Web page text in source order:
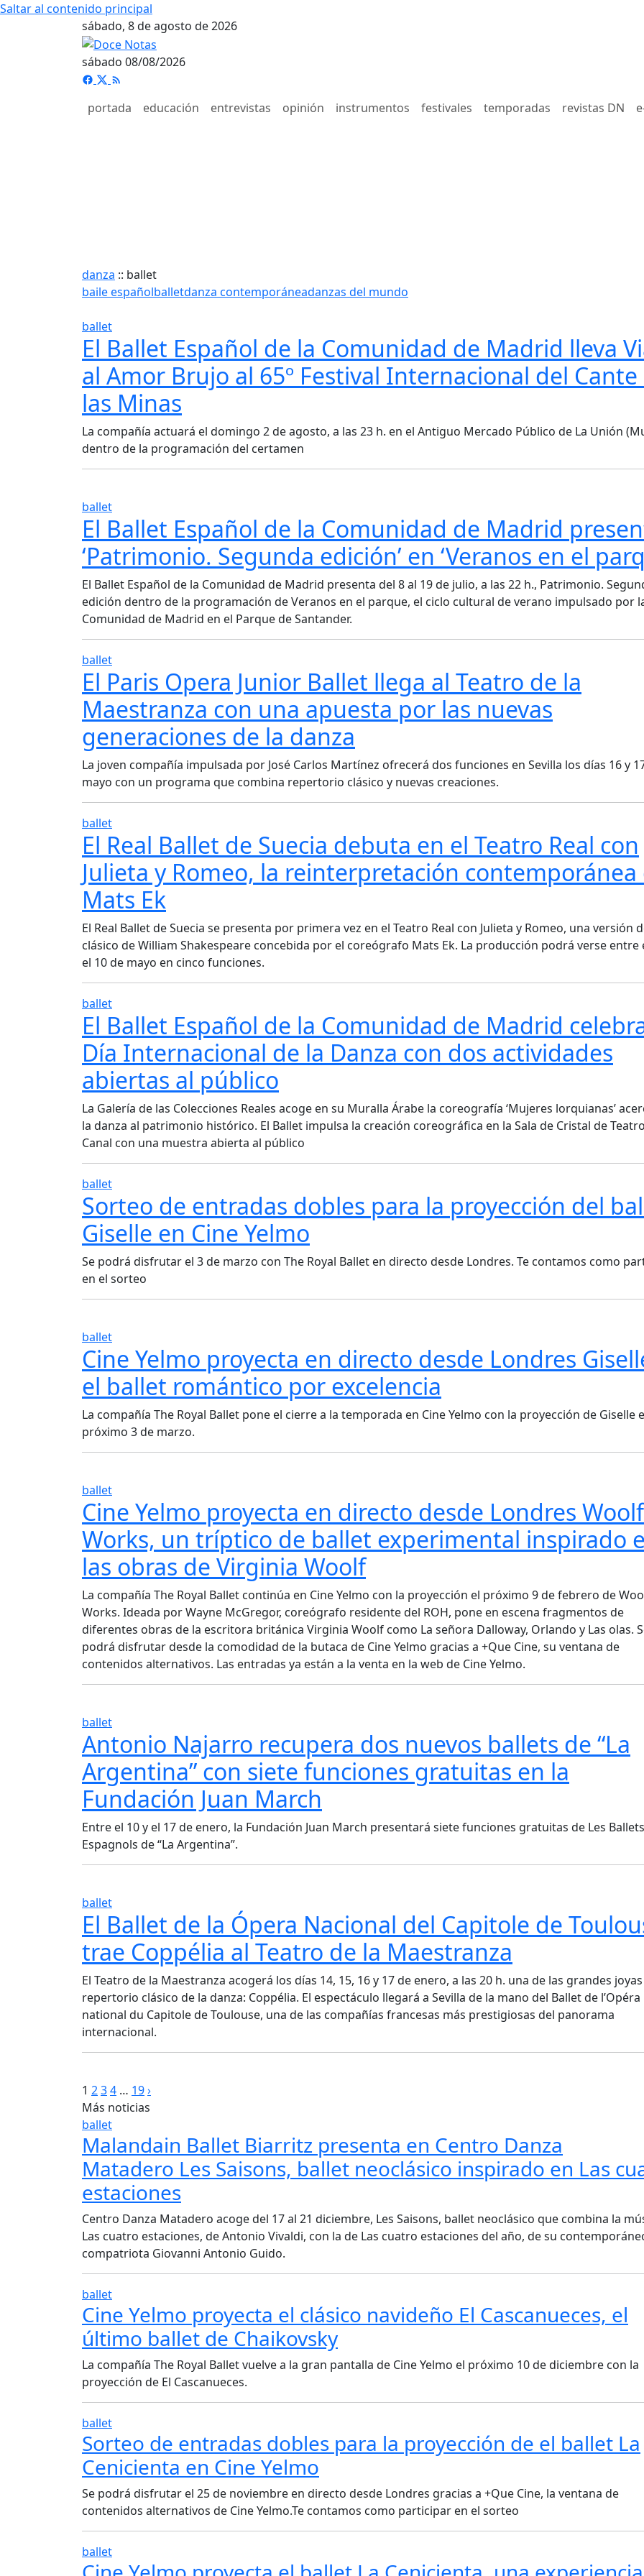
Saltar al contenido principal
sábado, 8 de agosto de 2026
sábado 08/08/2026
portada educación entrevistas opinión instrumentos festivales temporadas revistas DN
danza :: ballet
baile españolballetdanza contemporáneadanzas del mundo
ballet
El Ballet Español de la Comunidad de Madrid lleva
al Amor Brujo al 65º Festival Internacional del Cante
las Minas
La compañía actuará el domingo 2 de agosto, a las 23 h. en el Antiguo Mercado Público de La Unión
dentro de la programación del certamen
ballet
El Ballet Español de la Comunidad de Madrid
‘Patrimonio. Segunda edición’ en ‘Veranos en el
El Ballet Español de la Comunidad de Madrid presenta del 8 al 19 de julio, a las 22 h., Patrimonio.
edición dentro de la programación de Veranos en el parque, el ciclo cultural de verano impulsado por
Comunidad de Madrid en el Parque de Santander.
ballet
El Paris Opera Junior Ballet llega al Teatro de la
Maestranza con una apuesta por las nuevas
generaciones de la danza
La joven compañía impulsada por José Carlos Martínez ofrecerá dos funciones en Sevilla los días 16 y
mayo con un programa que combina repertorio clásico y nuevas creaciones.
ballet
El Real Ballet de Suecia debuta en el Teatro Real con
Julieta y Romeo, la reinterpretación contemporánea
Mats Ek
El Real Ballet de Suecia se presenta por primera vez en el Teatro Real con Julieta y Romeo, una versión
clásico de William Shakespeare concebida por el coreógrafo Mats Ek. La producción podrá verse entre
el 10 de mayo en cinco funciones.
ballet
El Ballet Español de la Comunidad de Madrid
Día Internacional de la Danza con dos actividades
abiertas al público
La Galería de las Colecciones Reales acoge en su Muralla Árabe la coreografía ‘Mujeres lorquianas’
la danza al patrimonio histórico. El Ballet impulsa la creación coreográfica en la Sala de Cristal de
Canal con una muestra abierta al público
ballet
Sorteo de entradas dobles para la proyección del
Giselle en Cine Yelmo
Se podrá disfrutar el 3 de marzo con The Royal Ballet en directo desde Londres. Te contamos como
en el sorteo
ballet
Cine Yelmo proyecta en directo desde Londres
el ballet romántico por excelencia
La compañía The Royal Ballet pone el cierre a la temporada en Cine Yelmo con la proyección de Giselle
próximo 3 de marzo.
ballet
Cine Yelmo proyecta en directo desde Londres Woolf
Works, un tríptico de ballet experimental inspirado
las obras de Virginia Woolf
La compañía The Royal Ballet continúa en Cine Yelmo con la proyección el próximo 9 de febrero de
Works. Ideada por Wayne McGregor, coreógrafo residente del ROH, pone en escena fragmentos de
diferentes obras de la escritora británica Virginia Woolf como La señora Dalloway, Orlando y Las olas.
podrá disfrutar desde la comodidad de la butaca de Cine Yelmo gracias a +Que Cine, su ventana de
contenidos alternativos. Las entradas ya están a la venta en la web de Cine Yelmo.
ballet
Antonio Najarro recupera dos nuevos ballets de “La
Argentina” con siete funciones gratuitas en la
Fundación Juan March
Entre el 10 y el 17 de enero, la Fundación Juan March presentará siete funciones gratuitas de Les Ballets
Espagnols de “La Argentina”.
ballet
El Ballet de la Ópera Nacional del Capitole de
trae Coppélia al Teatro de la Maestranza
El Teatro de la Maestranza acogerá los días 14, 15, 16 y 17 de enero, a las 20 h. una de las grandes
repertorio clásico de la danza: Coppélia. El espectáculo llegará a Sevilla de la mano del Ballet de l’Opéra
national du Capitole de Toulouse, una de las compañías francesas más prestigiosas del panorama
internacional.
Paginación
de
entradas
1 234 … 19›
Más noticias
ballet
Malandain Ballet Biarritz presenta en Centro Danza
Matadero Les Saisons, ballet neoclásico inspirado en Las
estaciones
Centro Danza Matadero acoge del 17 al 21 diciembre, Les Saisons, ballet neoclásico que combina la
Las cuatro estaciones, de Antonio Vivaldi, con la de Las cuatro estaciones del año, de su
compatriota Giovanni Antonio Guido.
ballet
Cine Yelmo proyecta el clásico navideño El Cascanueces, el
último ballet de Chaikovsky
La compañía The Royal Ballet vuelve a la gran pantalla de Cine Yelmo el próximo 10 de diciembre con la
proyección de El Cascanueces.
ballet
Sorteo de entradas dobles para la proyección de el ballet La
Cenicienta en Cine Yelmo
Se podrá disfrutar el 25 de noviembre en directo desde Londres gracias a +Que Cine, la ventana de
contenidos alternativos de Cine Yelmo.Te contamos como participar en el sorteo
ballet